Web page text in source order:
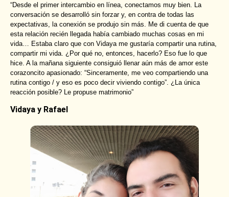
“Desde el primer intercambio en línea, conectamos muy bien. La
conversación se desarrolló sin forzar y, en contra de todas las
expectativas, la conexión se produjo sin más. Me di cuenta de que
esta relación recién llegada había cambiado muchas cosas en mi
vida… Estaba claro que con Vidaya me gustaría compartir una rutina,
compartir mi vida. ¿Por qué no, entonces, hacerlo? Eso fue lo que
hice. A la mañana siguiente consiguió llenar aún más de amor este
corazoncito apasionado: “Sinceramente, me veo compartiendo una
rutina contigo / y eso es poco decir viviendo contigo”. ¿La única
reacción posible? Le propuse matrimonio”
Vidaya y Rafael